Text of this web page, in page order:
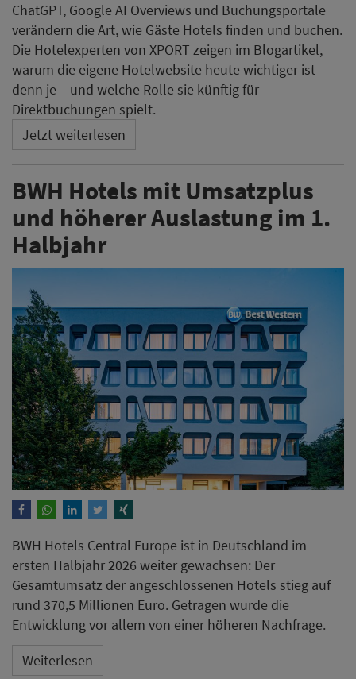
ChatGPT, Google AI Overviews und Buchungsportale
verändern die Art, wie Gäste Hotels finden und buchen.
Die Hotelexperten von XPORT zeigen im Blogartikel,
warum die eigene Hotelwebsite heute wichtiger ist
denn je – und welche Rolle sie künftig für
Direktbuchungen spielt.
Jetzt weiterlesen
BWH Hotels mit Umsatzplus
und höherer Auslastung im 1.
Halbjahr
BWH Hotels Central Europe ist in Deutschland im
ersten Halbjahr 2026 weiter gewachsen: Der
Gesamtumsatz der angeschlossenen Hotels stieg auf
rund 370,5 Millionen Euro. Getragen wurde die
Entwicklung vor allem von einer höheren Nachfrage.
Weiterlesen